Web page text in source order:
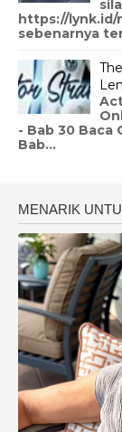
https://lynk.id/
sebenarnya
- Bab 30 Baca
Bab...